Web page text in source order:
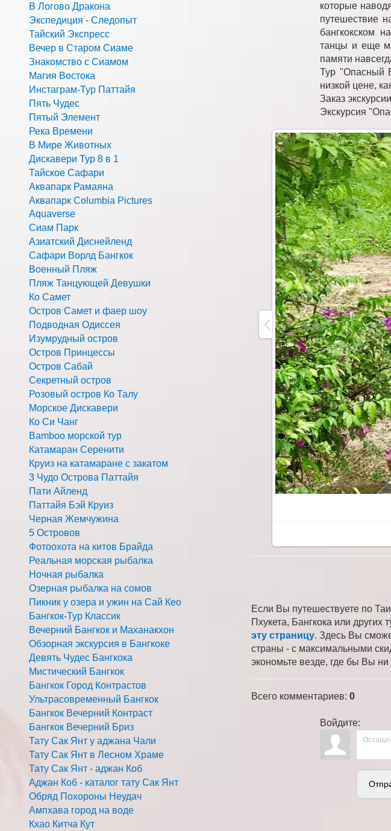
которые
путешествие
бангкокском
танцы и еще
памяти
Тур "Опасный
низкой цене,
Заказ
Экскурсия
Если Вы путешествуете по
Пхукета, Бангкока или
эту страницу. Здесь Вы
страны - с максимальными
экономьте везде, где бы Вы ни
Всего комментариев: 0
Войдите:
В Логово Дракона
Экспедиция - Следопыт
Тайский Экспресс
Вечер в Старом Сиаме
Знакомство с Сиамом
Магия Востока
Инстаграм-Тур Паттайя
Пять Чудес
Пятый Элемент
Река Времени
В Мире Животных
Дискавери Тур 8 в 1
Тайское Сафари
Аквапарк Рамаяна
Аквапарк Columbia Pictures
Aquaverse
Сиам Парк
Азиатский Диснейленд
Сафари Ворлд Бангкок
Военный Пляж
Пляж Танцующей Девушки
Ко Самет
Остров Самет и фаер шоу
Подводная Одиссея
Изумрудный остров
Остров Принцессы
Остров Сабай
Секретный остров
Розовый остров Ко Талу
Морское Дискавери
Ко Си Чанг
Bamboo морской тур
Катамаран Серенити
Круиз на катамаране с закатом
3 Чудо Острова Паттайя
Пати Айленд
Паттайя Бэй Круиз
Черная Жемчужина
5 Островов
Фотоохота на китов Брайда
Реальная морская рыбалка
Ночная рыбалка
Озерная рыбалка на сомов
Пикник у озера и ужин на Сай Кео
Бангкок-Тур Классик
Вечерний Бангкок и Маханакхон
Обзорная экскурсия в Бангкоке
Девять Чудес Бангкока
Мистический Бангкок
Бангкок Город Контрастов
Ультрасовременный Бангкок
Бангкок Вечерний Контраст
Бангкок Вечерний Бриз
Тату Сак Янт у аджана Чали
Тату Сак Янт в Лесном Храме
Тату Сак Янт - аджан Коб
Аджан Коб - каталог тату Сак Янт
Обряд Похороны Неудач
Ампхава город на воде
Кхао Китча Кут